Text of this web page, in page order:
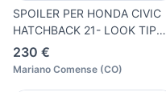
SPOILER PER HONDA CIVIC
HATCHBACK 21- LOOK TIPO
R
230 €
Mariano Comense (CO)